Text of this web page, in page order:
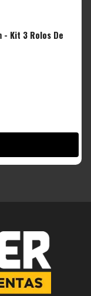
- Kit 3 Rolos De